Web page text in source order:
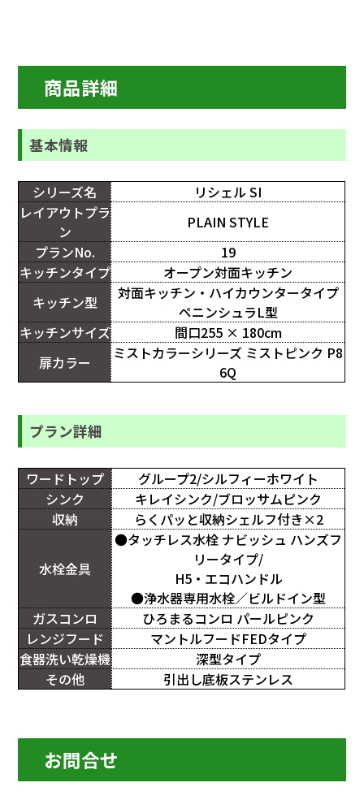
商品詳細
基本情報
シリーズ名
リシェル SI
レイアウトプラ
ン
PLAIN STYLE
プランNo.
19
キッチンタイプ
オープン対面キッチン
キッチン型
対面キッチン・ハイカウンタータイプ
ペニンシュラL型
キッチンサイズ
間口255 × 180cm
扉カラー
ミストカラーシリーズ ミストピンク P8
6Q
プラン詳細
ワードトップ
グループ2/シルフィーホワイト
シンク
キレイシンク/ブロッサムピンク
収納
らくパッと収納シェルフ付き×2
水栓金具
●タッチレス水栓 ナビッシュ ハンズフ
リータイプ/
H5・エコハンドル
●浄水器専用水栓／ビルドイン型
ガスコンロ
ひろまるコンロ パールピンク
レンジフード
マントルフードFEDタイプ
食器洗い乾燥機
深型タイプ
その他
引出し底板ステンレス
お問合せ